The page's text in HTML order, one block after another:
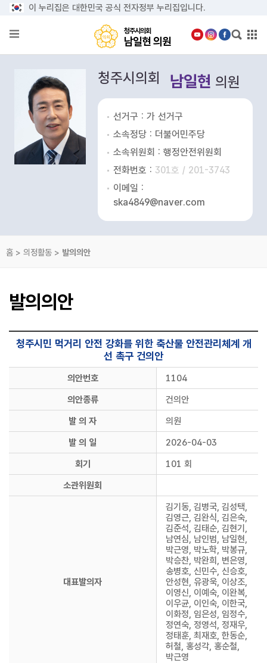
본문으로 바로가기
메인메뉴 바로가기
이 누리집은 대한민국 공식 전자정부 누리집입니다.
일
현
의
원
의
동
의
정
사
진
커
뮤
티
청주시의회
남일현 의원
청주시의회 남일현 의원
선거구 : 가 선거구
소속정당 : 더불어민주당
소속위원회 : 행정안전위원회
전화번호 : 301호 / 201-3743
이메일 :
ska4849@naver.com
홈 > 의정활동 > 발의의안
발의의안
청주시민 먹거리 안전 강화를 위한 축산물 안전관리체계 개
선 촉구 건의안
의안번호
1104
의안종류
건의안
발 의 자
의원
발 의 일
2026-04-03
회기
101 회
소관위원회
대표발의자
김기동, 김병국, 김성택,
김영근, 김완식, 김은숙,
김준석, 김태순, 김현기,
남연심, 남인범, 남일현,
박근영, 박노학, 박봉규,
박승찬, 박완희, 변은영,
송병호, 신민수, 신승호,
안성현, 유광욱, 이상조,
이영신, 이예숙, 이완복,
이우균, 이인숙, 이한국,
이화정, 임은성, 임정수,
정연숙, 정영석, 정재우,
정태훈, 최재호, 한동순,
허철, 홍성각, 홍순철,
박근영